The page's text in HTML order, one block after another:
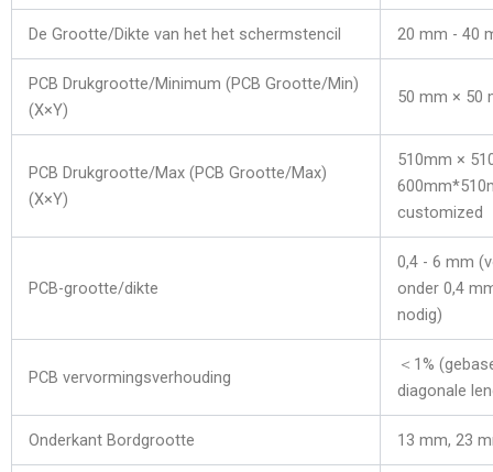
De Grootte/Dikte van het het schermstencil 20 mm - 40
PCB Drukgrootte/Minimum (PCB Grootte/Min)
(X×Y)
50 mm × 50
PCB Drukgrootte/Max (PCB Grootte/Max)
(X×Y)
510mm ×
customized
PCB-grootte/dikte
0,4 - 6 mm
onder 0,4
nodig)
PCB vervormingsverhouding
＜1%
diagonale
Onderkant Bordgrootte 13 mm, 23